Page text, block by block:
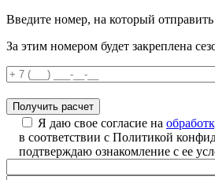
Введите номер, на который отправить
За этим номером будет закреплена
Я даю свое согласие на
в соответствии с Политикой
подтверждаю ознакомление с ее